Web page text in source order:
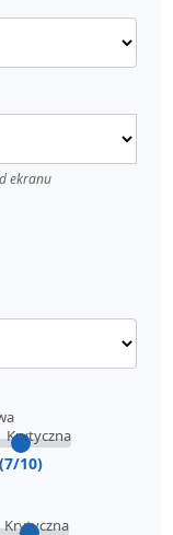
ekranu
Krytyczna
10)
Krytyczna